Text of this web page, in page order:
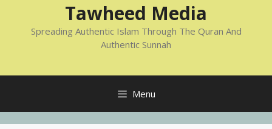
Tawheed Media
Spreading Authentic Islam Through The Quran And
Authentic Sunnah
Menu